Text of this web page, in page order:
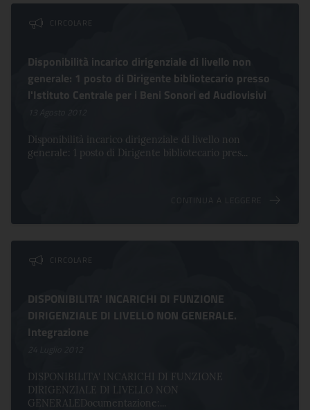
CIRCOLARE
Disponibilità incarico dirigenziale di livello non
generale: 1 posto di Dirigente bibliotecario presso
l'Istituto Centrale per i Beni Sonori ed Audiovisivi
Disponibilità incarico dirigenziale di livello non
generale: 1 posto di Dirigente bibliotecario pres...
CONTINUA A LEGGERE
CIRCOLARE
DISPONIBILITA' INCARICHI DI FUNZIONE
DIRIGENZIALE DI LIVELLO NON GENERALE.
Integrazione
DISPONIBILITA' INCARICHI DI FUNZIONE
DIRIGENZIALE DI LIVELLO NON
GENERALEDocumentazione:...